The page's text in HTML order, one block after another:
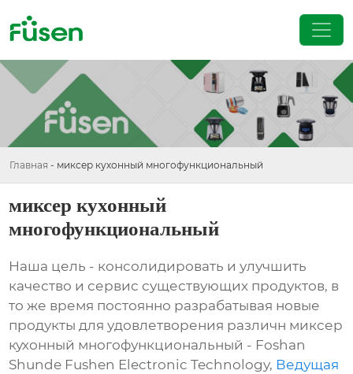
Главная - миксер кухонный многофункциональный
миксер кухонный
многофункциональный
Наша цель - консолидировать и улучшить
качество и сервис существующих продуктов, в
то же время постоянно разрабатывая новые
продукты для удовлетворения различн миксер
кухонный многофункциональный - Foshan
Shunde Fushen Electronic Technology, Ведущая